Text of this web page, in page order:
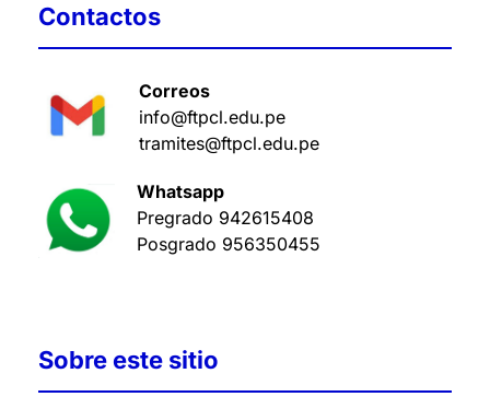
Contactos
Correos
info@ftpcl.edu.pe
tramites@ftpcl.edu.pe
Whatsapp
Pregrado 942615408
Posgrado 956350455
Sobre este sitio